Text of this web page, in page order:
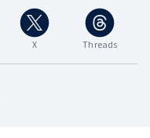
X Threads